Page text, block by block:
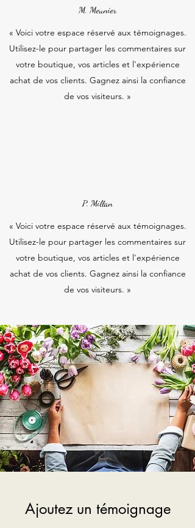
M. Meunier
« Voici votre espace réservé aux témoignages.
Utilisez-le pour partager les commentaires sur
votre boutique, vos articles et l'expérience
achat de vos clients. Gagnez ainsi la confiance
de vos visiteurs. »
P. Millan
« Voici votre espace réservé aux témoignages.
Utilisez-le pour partager les commentaires sur
votre boutique, vos articles et l'expérience
achat de vos clients. Gagnez ainsi la confiance
de vos visiteurs. »
Ajoutez un témoignage